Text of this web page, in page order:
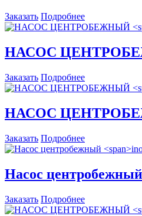
Заказать Подробнее
НАСОС
Заказать Подробнее
НАСОС
Заказать Подробнее
Насос центробежный
Заказать Подробнее